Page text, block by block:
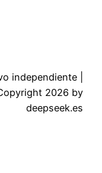
independiente |
2026 by
deepseek.es